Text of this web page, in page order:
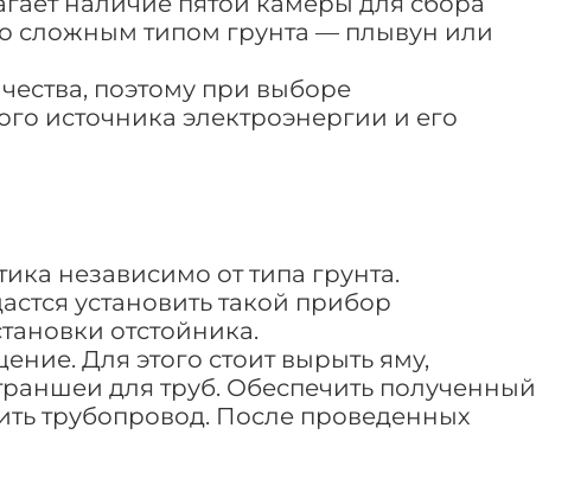
сложным типом грунта — плывун или
поэтому при выборе
источника электроэнергии и его
независимо от типа грунта.
установить такой прибор
отстойника.
Для этого стоит вырыть яму,
для труб. Обеспечить полученный
трубопровод. После проведенных